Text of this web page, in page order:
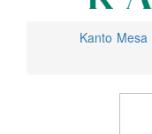
Kanto Mesa